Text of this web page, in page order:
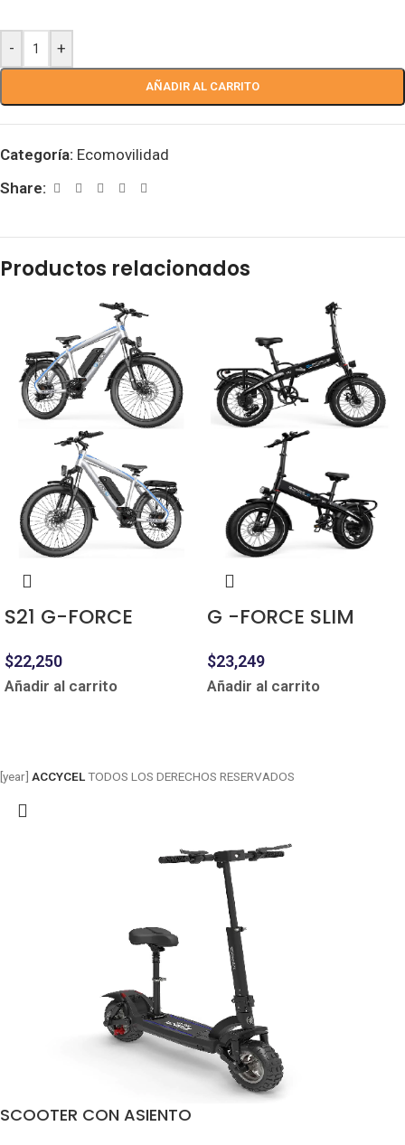
- +
AÑADIR AL CARRITO
Categoría: Ecomovilidad
Share:
Productos relacionados
S21 G-FORCE
$22,250
Añadir al carrito
G -FORCE SLIM
$23,249
Añadir al carrito
[year] ACCYCELTODOS LOS DERECHOS RESERVADOS
SCOOTER CON ASIENTO